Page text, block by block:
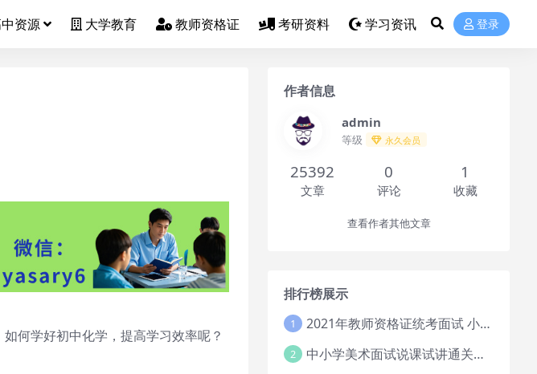
资源 大学教育 教师资格证 考研资料 学习资讯 登录
何学好初中化学，提高学习效率呢？
作者信息
admin
等级 永久会员
25392
文章
0
评论
1
收藏
查看作者其他文章
排行榜展示
1 2021年教师资格证统考面试 小学教资资料试讲+答辩
2 中小学美术面试说课试讲通关班14讲（辅助资料第一套）